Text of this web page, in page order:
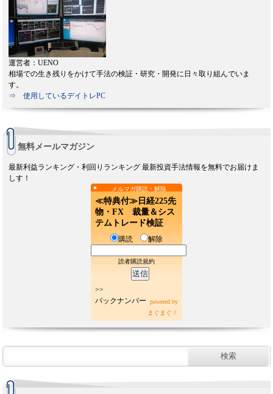
運営者：UENO
相場での生き残りをかけて手法の検証・研究・開発に日々取り組んでいま
す。
⇒ 使用しているデイトレPC
無料メールマガジン
最新利益ランキング・利回りランキング 最新投資手法情報を無料でお届けま
しす！
メルマガ購読・解除
≪特典付≫日経225先
物・FX 裁量＆シス
テムトレード検証
購読 解除
読者購読規約
>>
バックナンバー
powered by
まぐまぐ！